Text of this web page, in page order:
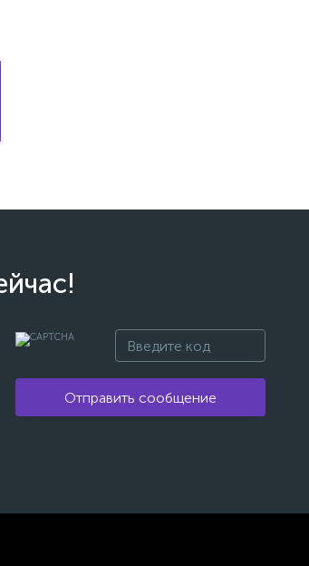
Отправить сообщение